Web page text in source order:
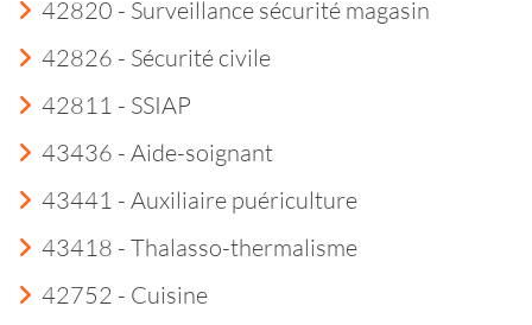
42820 - Surveillance sécurité magasin
42826 - Sécurité civile
42811 - SSIAP
43436 - Aide-soignant
43441 - Auxiliaire puériculture
43418 - Thalasso-thermalisme
42752 - Cuisine